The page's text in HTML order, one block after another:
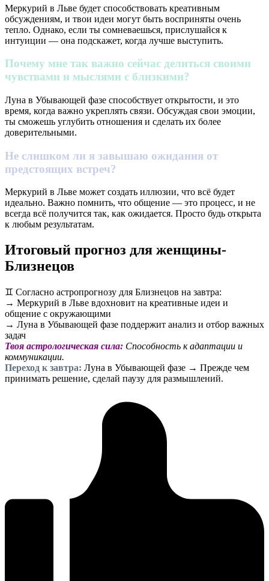
Меркурий в Льве будет способствовать креативным
обсуждениям, и твои идеи могут быть восприняты очень
тепло. Однако, если ты сомневаешься, прислушайся к
интуиции — она подскажет, когда лучше выступить.
Почему мне так важно сейчас делиться своими
чувствами и мыслями с близкими?
Луна в Убывающей фазе способствует открытости, и это
время, когда важно укреплять связи. Обсуждая свои эмоции,
ты сможешь углубить отношения и сделать их более
доверительными.
Не слишком ли я завышаю ожидания от
предстоящих встреч?
Меркурий в Льве может создать иллюзии, что всё будет
идеально. Важно помнить, что общение — это процесс, и не
всегда всё получится так, как ожидается. Просто будь открыта
к любым результатам.
Итоговый прогноз для женщины-
Близнецов
♊️ Согласно астропрогнозу для Близнецов на завтра:
→ Меркурий в Льве вдохновит на креативные идеи и
общение с окружающими
→ Луна в Убывающей фазе поддержит анализ и отбор важных
задач
Твоя астрологическая сила: Способность к адаптации и
коммуникации.
Переход к завтра: Луна в Убывающей фазе → Прежде чем
принимать решение, сделай паузу для размышлений.